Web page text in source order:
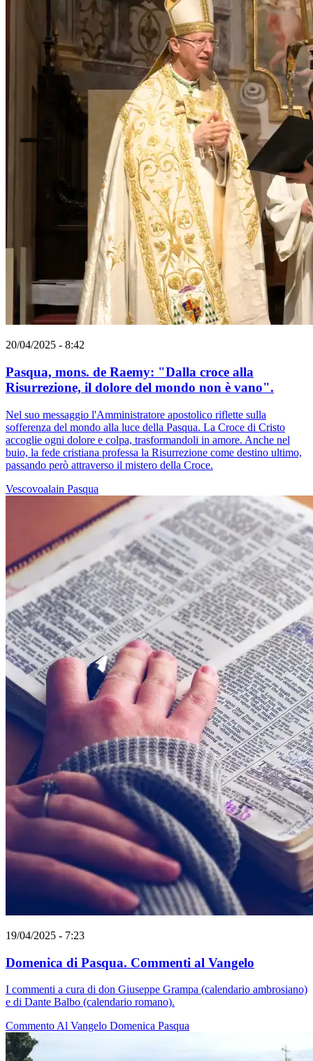
20/04/2025 - 8:42
Pasqua, mons. de Raemy: "Dalla croce alla
Risurrezione, il dolore del mondo non è vano".
Nel suo messaggio l'Amministratore apostolico riflette sulla
sofferenza del mondo alla luce della Pasqua. La Croce di Cristo
accoglie ogni dolore e colpa, trasformandoli in amore. Anche nel
buio, la fede cristiana professa la Risurrezione come destino ultimo,
passando però attraverso il mistero della Croce.
Vescovoalain Pasqua
19/04/2025 - 7:23
Domenica di Pasqua. Commenti al Vangelo
I commenti a cura di don Giuseppe Grampa (calendario ambrosiano)
e di Dante Balbo (calendario romano).
Commento Al Vangelo Domenica Pasqua